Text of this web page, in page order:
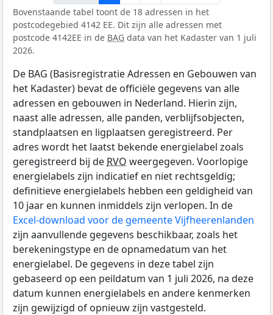
Bovenstaande tabel toont de 18 adressen in het
postcodegebied 4142 EE. Dit zijn alle adressen met
postcode 4142EE in de BAG data van het Kadaster van 1 juli
2026.
De BAG (Basisregistratie Adressen en Gebouwen van
het Kadaster) bevat de officiële gegevens van alle
adressen en gebouwen in Nederland. Hierin zijn,
naast alle adressen, alle panden, verblijfsobjecten,
standplaatsen en ligplaatsen geregistreerd. Per
adres wordt het laatst bekende energielabel zoals
geregistreerd bij de RVO weergegeven. Voorlopige
energielabels zijn indicatief en niet rechtsgeldig;
definitieve energielabels hebben een geldigheid van
10 jaar en kunnen inmiddels zijn verlopen. In de
Excel-download voor de gemeente Vijfheerenlanden
zijn aanvullende gegevens beschikbaar, zoals het
berekeningstype en de opnamedatum van het
energielabel. De gegevens in deze tabel zijn
gebaseerd op een peildatum van 1 juli 2026, na deze
datum kunnen energielabels en andere kenmerken
zijn gewijzigd of opnieuw zijn vastgesteld.